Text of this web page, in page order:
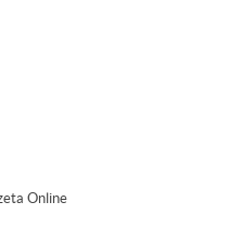
Online